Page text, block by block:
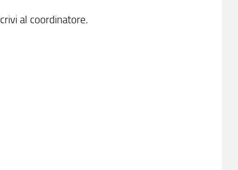
al coordinatore.